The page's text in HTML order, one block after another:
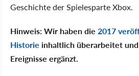
Geschichte der Spielesparte Xbox.
Hinweis: Wir haben die 2017
Historie inhaltlich überarbeitet
Ereignisse ergänzt.